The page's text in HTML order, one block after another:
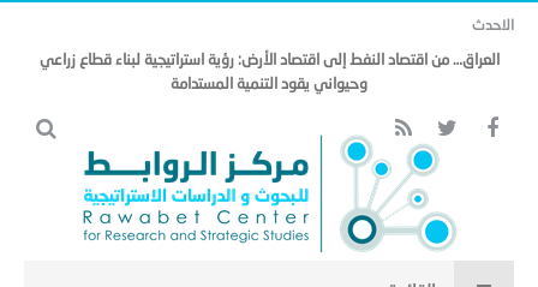
الاحدث
العراق… من اقتصاد النفط إلى اقتصاد الأرض: رؤية استراتيجية لبناء قطاع زراعي
وحيواني يقود التنمية المستدامة